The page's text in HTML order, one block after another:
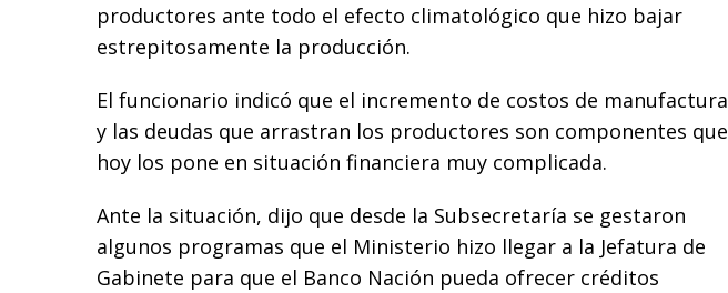
productores ante todo el efecto climatológico que hizo bajar
estrepitosamente la producción.
El funcionario indicó que el incremento de costos de manufactura
y las deudas que arrastran los productores son componentes que
hoy los pone en situación financiera muy complicada.
Ante la situación, dijo que desde la Subsecretaría se gestaron
algunos programas que el Ministerio hizo llegar a la Jefatura de
Gabinete para que el Banco Nación pueda ofrecer créditos